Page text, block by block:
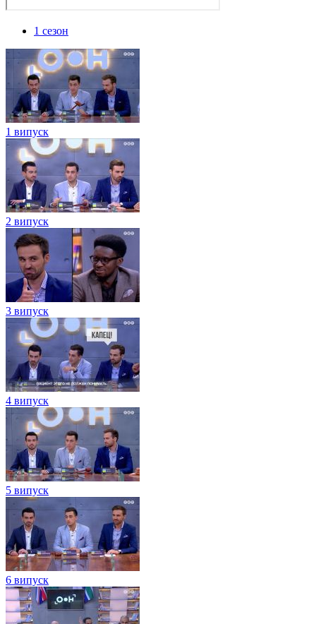
1 сезон
1 випуск
2 випуск
3 випуск
4 випуск
5 випуск
6 випуск